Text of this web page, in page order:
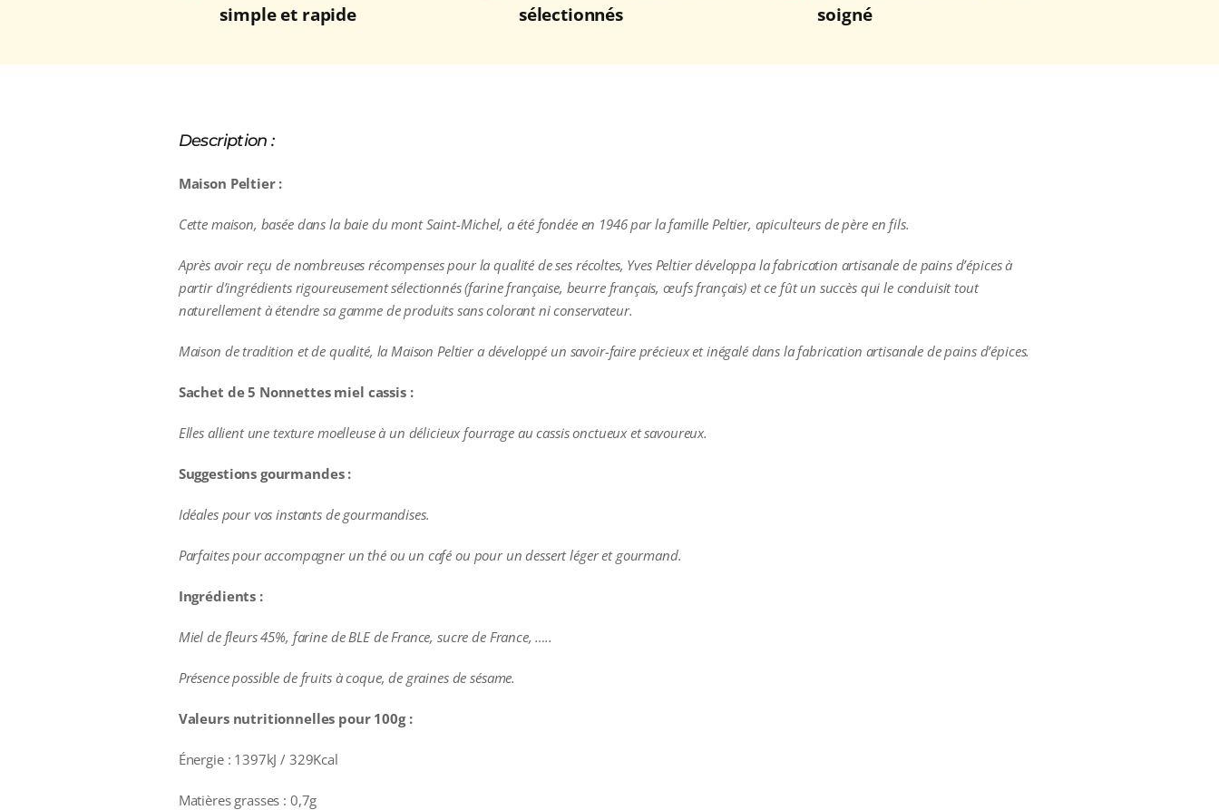
simple et rapide
sélectionnés
soigné
Description :
Maison Peltier :
Cette maison, basée dans la baie du mont Saint-Michel, a été fondée en 1946 par la famille Peltier, apiculteurs de père en fils.
Après avoir reçu de nombreuses récompenses pour la qualité de ses récoltes, Yves Peltier développa la fabrication artisanale de pains d’épices à
partir d’ingrédients rigoureusement sélectionnés (farine française, beurre français, œufs français) et ce fût un succès qui le conduisit tout
naturellement à étendre sa gamme de produits sans colorant ni conservateur.
Maison de tradition et de qualité, la Maison Peltier a développé un savoir-faire précieux et inégalé dans la fabrication artisanale de pains d’épices.
Sachet de 5 Nonnettes miel cassis :
Elles allient une texture moelleuse à un délicieux fourrage au cassis onctueux et savoureux.
Suggestions gourmandes :
Idéales pour vos instants de gourmandises.
Parfaites pour accompagner un thé ou un café ou pour un dessert léger et gourmand.
Ingrédients :
Miel de fleurs 45%, farine de BLE de France, sucre de France, …..
Présence possible de fruits à coque, de graines de sésame.
Valeurs nutritionnelles pour 100g :
Énergie : 1397kJ / 329Kcal
Matières grasses : 0,7g